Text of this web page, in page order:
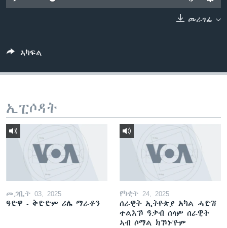
ቂሔ ጽልሚ
መራገፊ
ኣካፍል
ኢፒሶዳት
መጋቢት 03, 2025
ዓድዋ - ቅድድም ሪሌ ማራቶን
የካቲት 24, 2025
ሰራዊት ኢትዮጵያ አካል ሓድሽ
ተልእኾ ዓቃብ ሰላም ሰራዊት
ኣብ ሶማል ክኾኑ'ዮም